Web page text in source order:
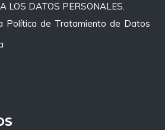
LOS DATOS PERSONALES.
Política de Tratamiento de Datos